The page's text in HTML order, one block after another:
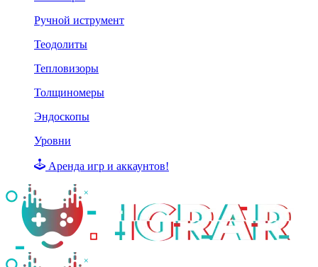
Ручной иструмент
Теодолиты
Тепловизоры
Толщиномеры
Эндоскопы
Уровни
Аренда игр и аккаунтов!